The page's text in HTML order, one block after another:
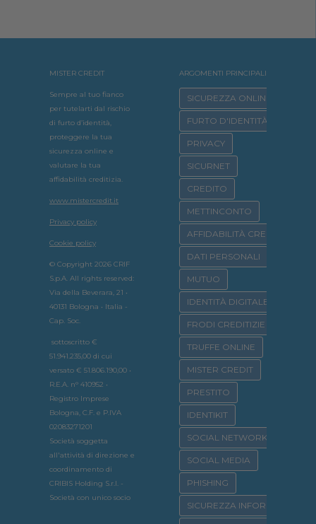
MISTER CREDIT
Sempre al tuo fianco
per tutelarti dal rischio
di furto d’identità,
proteggere la tua
sicurezza online e
valutare la tua
affidabilità creditizia.
www.mistercredit.it
Privacy policy
Cookie policy
© Copyright 2026 CRIF
S.p.A. All rights reserved:
Via della Beverara, 21 •
40131 Bologna • Italia -
Cap. Soc.
sottoscritto €
51.941.235,00 di cui
versato € 51.806.190,00 •
R.E.A. n° 410952 •
Registro Imprese
Bologna, C.F. e P.IVA
02083271201
Società soggetta
all'attività di direzione e
coordinamento di
CRIBIS Holding S.r.l. -
Società con unico socio
ARGOMENTI PRINCIPALI
SICUREZZA ONLINE
FURTO D'IDENTITÀ
PRIVACY
SICURNET
CREDITO
METTINCONTO
AFFIDABILITÀ CREDITIZIA
DATI PERSONALI
MUTUO
IDENTITÀ DIGITALE
FRODI CREDITIZIE
TRUFFE ONLINE
MISTER CREDIT
PRESTITO
IDENTIKIT
SOCIAL NETWORK
SOCIAL MEDIA
PHISHING
SICUREZZA INFORMATICA